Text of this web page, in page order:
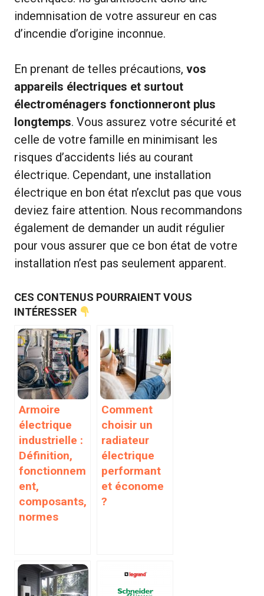
indemnisation de votre assureur en cas
d’incendie d’origine inconnue.
En prenant de telles précautions, vos
appareils électriques et surtout
électroménagers fonctionneront plus
longtemps. Vous assurez votre sécurité et
celle de votre famille en minimisant les
risques d’accidents liés au courant
électrique. Cependant, une installation
électrique en bon état n’exclut pas que vous
deviez faire attention. Nous recommandons
également de demander un audit régulier
pour vous assurer que ce bon état de votre
installation n’est pas seulement apparent.
CES CONTENUS POURRAIENT VOUS
INTÉRESSER
Armoire
électrique
industrielle :
Définition,
fonctionnem
ent,
composants,
normes
Comment
choisir un
radiateur
électrique
performant
et économe
?